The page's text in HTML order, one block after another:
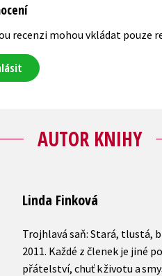
recenzi mohou vkládat pouze
AUTOR KNIHY
Linda Finková
Trojhlavá saň: Stará, tlustá,
2011. Každé z členek je jiné
přátelství, chuť k životu a